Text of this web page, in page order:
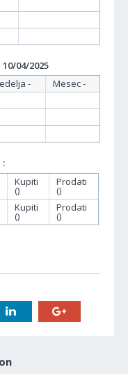
04/2025
-
Mesec -
:
Kupiti
()
Prodati
()
Kupiti
()
Prodati
()